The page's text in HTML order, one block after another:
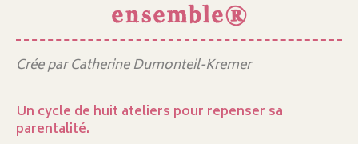
ensemble®
Crée par Catherine Dumonteil-Kremer
Un cycle de huit ateliers pour repenser sa
parentalité.